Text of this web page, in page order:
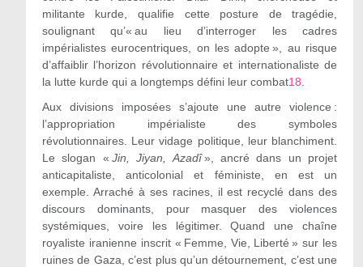
militante kurde, qualifie cette posture de tragédie,
soulignant qu’« au lieu d’interroger les cadres
impérialistes eurocentriques, on les adopte », au risque
d’affaiblir l’horizon révolutionnaire et internationaliste de
la lutte kurde qui a longtemps défini leur combat18
Aux divisions imposées s’ajoute une autre violence :
l’appropriation impérialiste des symboles
révolutionnaires. Leur vidage politique, leur blanchiment.
Le slogan « Jin, Jiyan, Azadî», ancré dans un projet
anticapitaliste, anticolonial et féministe, en est un
exemple. Arraché à ses racines, il est recyclé dans des
discours dominants, pour masquer des violences
systémiques, voire les légitimer. Quand une chaîne
royaliste iranienne inscrit « Femme, Vie, Liberté » sur les
ruines de Gaza, c’est plus qu’un détournement, c’est une